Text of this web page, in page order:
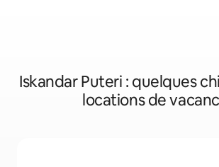
Iskandar Puteri : quelques
locations de